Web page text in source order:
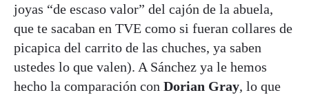
joyas “de escaso valor” del cajón de la abuela,
que te sacaban en TVE como si fueran collares de
picapica del carrito de las chuches, ya saben
ustedes lo que valen). A Sánchez ya le hemos
hecho la comparación con Dorian Gray, lo que